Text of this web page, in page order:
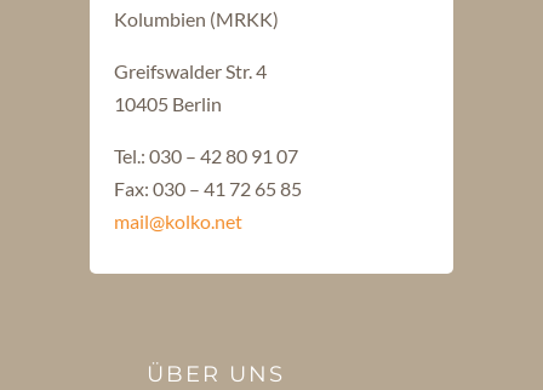
Kolumbien (MRKK)
Greifswalder Str. 4
10405 Berlin
Tel.: 030 – 42 80 91 07
Fax: 030 – 41 72 65 85
mail@kolko.net
ÜBER UNS